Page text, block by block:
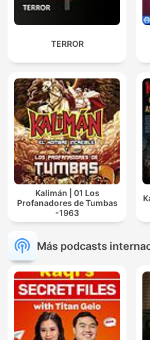
TERROR
Kalimán | 01 Los
Profanadores de Tumbas
-1963
Más podcasts